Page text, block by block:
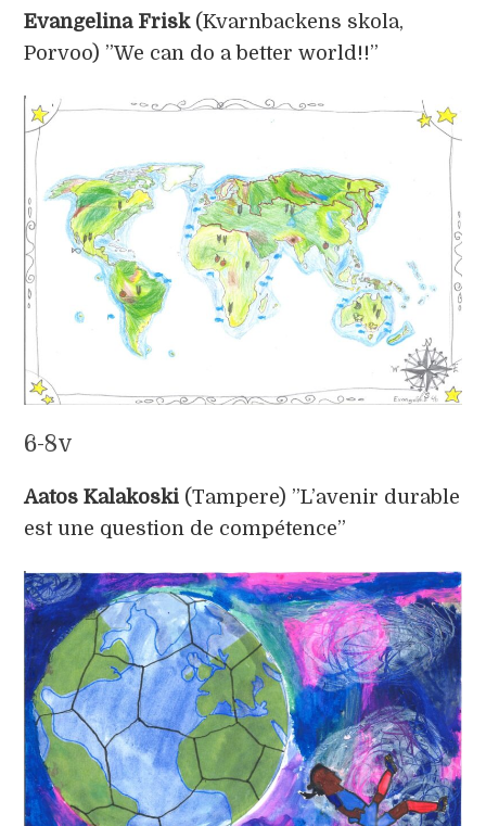
Evangelina Frisk(Kvarnbackens skola,
Porvoo) ”We can do a better world!!”
6-8v
Aatos Kalakoski (Tampere) ”L’avenir durable
est une question de compétence”